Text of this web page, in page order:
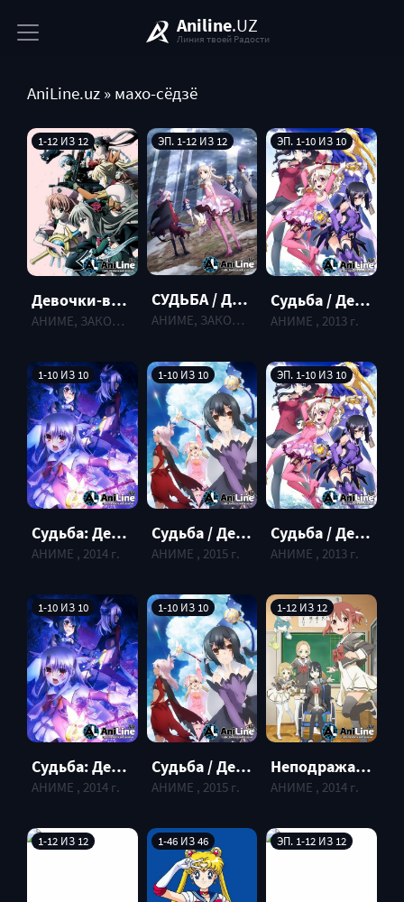
Aniline.UZ
Линия твоей Радости
AniLine.uz » махо-сёдзё
1-12 ИЗ 12
Девочки-волшебницы: Специальная операция / Mahou Shoujo Tokushusen Asuka
АНИМЕ, ЗАКОНЧЕННЫЕ , 2019 г.
ЭП. 1-12 ИЗ 12
СУДЬБА / ДЕВОЧКА ВОЛШЕБНИЦА ИЛИЯ [ТВ-4] / FATE / KALEID LINER PRISMA ILLYA [TV-4]
АНИМЕ, ЗАКОНЧЕННЫЕ , 2018 г.
ЭП. 1-10 ИЗ 10
Судьба / Девочка волшебница Илия [ТВ-1] / Fate / Kaleid Liner Prisma Illya [TV-1]
АНИМЕ , 2013 г.
1-10 ИЗ 10
Судьба: Девочка-волшебница Иллия [ТВ-2] / Fate/Kaleid Liner Prisma Illya Zwei! [TV-2]
АНИМЕ , 2014 г.
1-10 ИЗ 10
Судьба / Девочка волшебница Илия [ТВ-3] / Fate / Kaleid Liner Prisma Illya [TV-3]
АНИМЕ , 2015 г.
ЭП. 1-10 ИЗ 10
Судьба / Девочка волшебница Илия [ТВ-1] / Fate / Kaleid Liner Prisma Illya [TV-1]
АНИМЕ , 2013 г.
1-10 ИЗ 10
Судьба: Девочка-волшебница Иллия [ТВ-2] / Fate/Kaleid Liner Prisma Illya Zwei! [TV-2]
АНИМЕ , 2014 г.
1-10 ИЗ 10
Судьба / Девочка волшебница Илия [ТВ-3] / Fate / Kaleid Liner Prisma Illya [TV-3]
АНИМЕ , 2015 г.
1-12 ИЗ 12
Неподражаемая Юки Юна / Yuuki Yuuna wa Yuusha de Aru
АНИМЕ , 2014 г.
1-12 ИЗ 12 1-46 ИЗ 46 ЭП. 1-12 ИЗ 12